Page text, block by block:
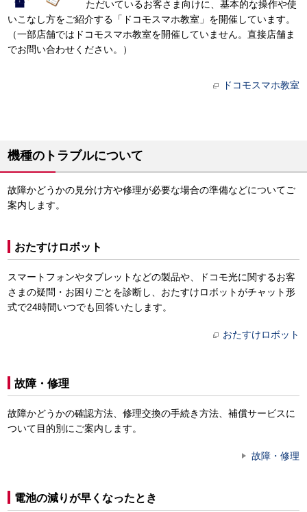
ただいているお客さま向けに、基本的な操作や使
いこなし方をご紹介する「ドコモスマホ教室」を開催しています。
（一部店舗ではドコモスマホ教室を開催していません。直接店舗ま
でお問い合わせください。）
ドコモスマホ教室
機種のトラブルについて
故障かどうかの見分け方や修理が必要な場合の準備などについてご
案内します。
おたすけロボット
スマートフォンやタブレットなどの製品や、ドコモ光に関するお客
さまの疑問・お困りごとを診断し、おたすけロボットがチャット形
式で24時間いつでも回答いたします。
おたすけロボット
故障・修理
故障かどうかの確認方法、修理交換の手続き方法、補償サービスに
ついて目的別にご案内します。
故障・修理
電池の減りが早くなったとき